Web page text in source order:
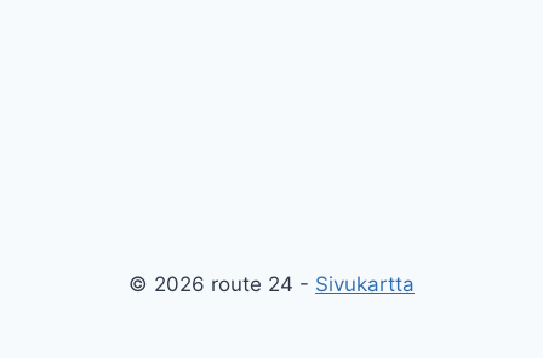
© 2026 route 24 - Sivukartta